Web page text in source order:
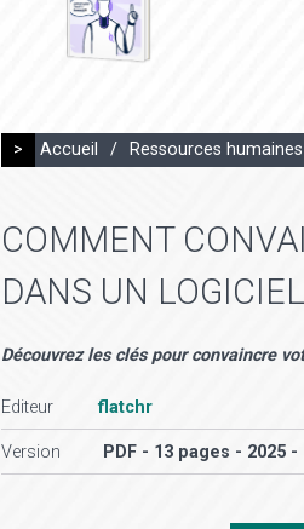
> Accueil / Ressources humaines
COMMENT
DANS UN
Découvrez les clés pour convaincre
Editeur flatchr
Version PDF - 13 pages - 2025 -